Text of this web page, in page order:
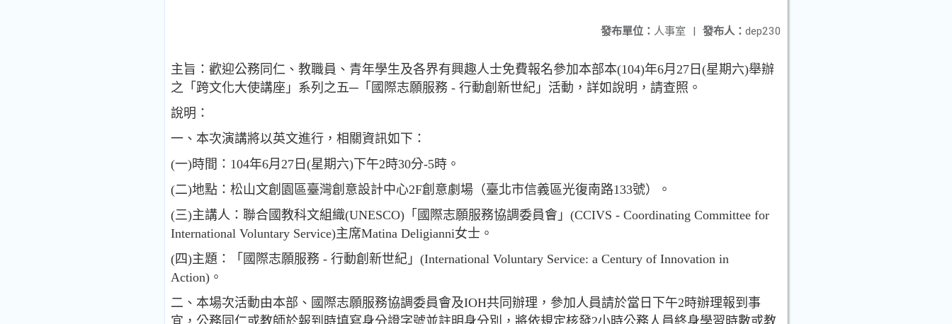
發布人： dep230
發布單位： 人事室 |
主旨：歡迎公務同仁、教職員、青年學生及各界有興趣人士免費報名參加本部本(104)年6月27日(星期六)舉辦
之「跨文化大使講座」系列之五─「國際志願服務 - 行動創新世紀」活動，詳如說明，請查照。
說明：
一、本次演講將以英文進行，相關資訊如下：
(一)時間：104年6月27日(星期六)下午2時30分-5時。
(二)地點：松山文創園區臺灣創意設計中心2F創意劇場（臺北市信義區光復南路133號）。
(三)主講人：聯合國教科文組織(UNESCO)「國際志願服務協調委員會」(CCIVS - Coordinating Committee for
International Voluntary Service)主席Matina Deligianni女士。
(四)主題：「國際志願服務 - 行動創新世紀」(International Voluntary Service: a Century of Innovation in
Action)。
二、本場次活動由本部、國際志願服務協調委員會及IOH共同辦理，參加人員請於當日下午2時辦理報到事
宜，公務同仁或教師於報到時填寫身分證字號並註明身分別，將依規定核發2小時公務人員終身學習時數或教